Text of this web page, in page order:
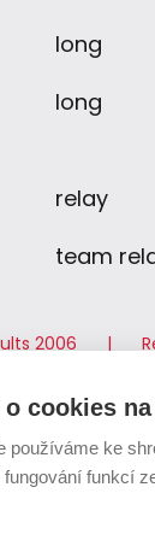
long
long
relay
team
2006
2020
o cookies
používáme ke
funkcí